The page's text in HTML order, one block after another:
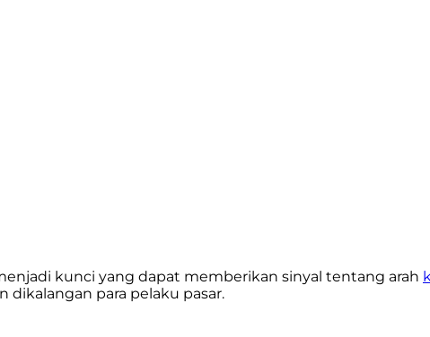
kunci yang dapat memberikan sinyal tentang arah
dikalangan para pelaku pasar.